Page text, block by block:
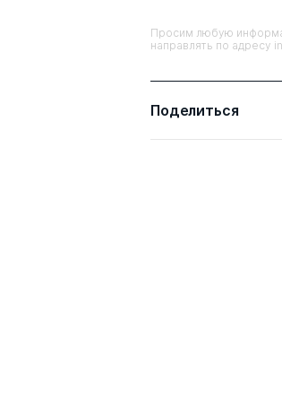
Просим любую
направлять по адресу
Поделиться